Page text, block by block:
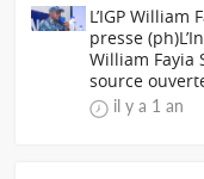
L’IGP
presse
William Fayia
source
il y a 1 an